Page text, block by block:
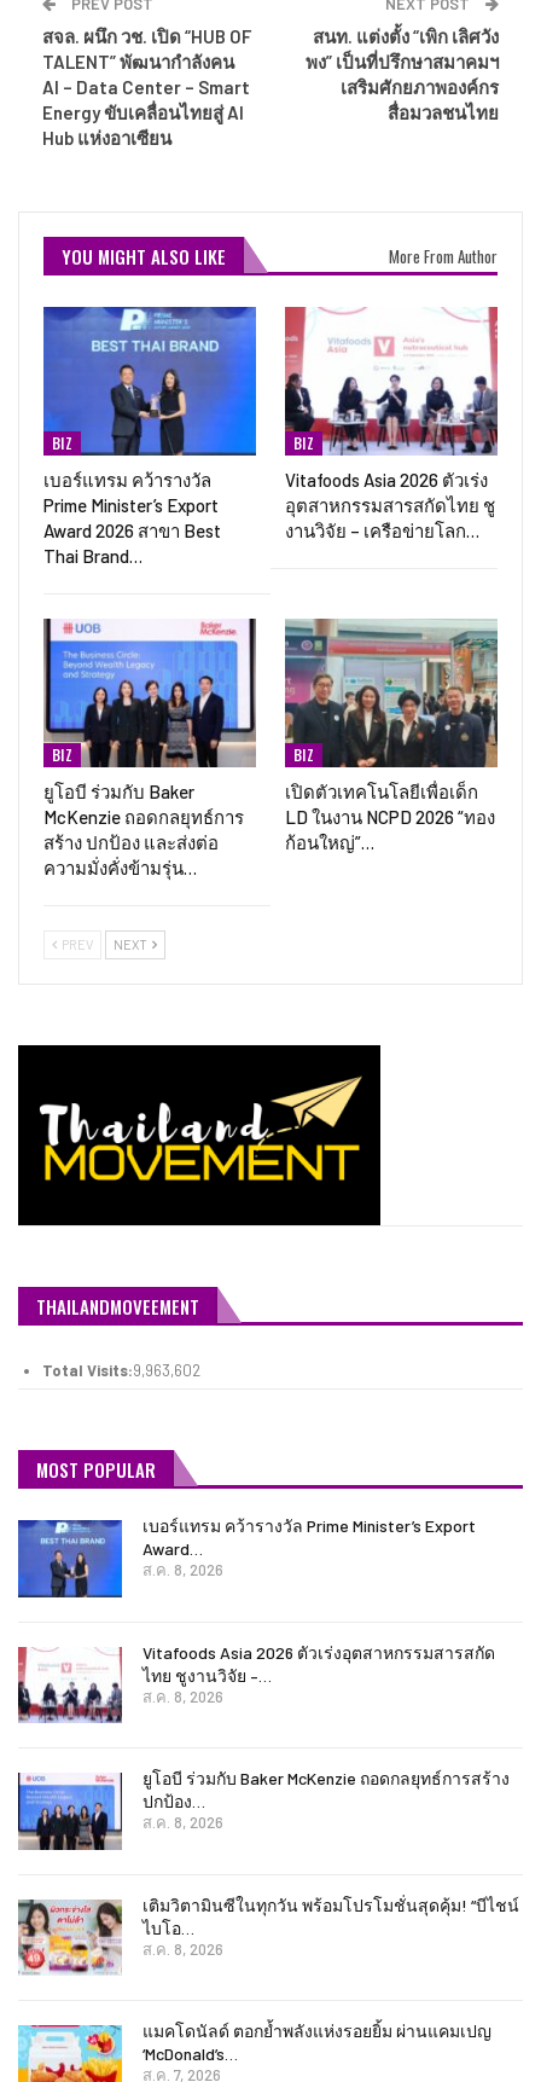
สจล. ผนึก วช. เปิด “HUB OF
TALENT” พัฒนากำลังคน
AI – Data Center – Smart
Energy ขับเคลื่อนไทยสู่ AI
Hub แห่งอาเซียน
สนท. แต่งตั้ง “เพิก เลิศวัง
พง” เป็นที่ปรึกษาสมาคมฯ
เสริมศักยภาพองค์กร
สื่อมวลชนไทย
YOU MIGHT ALSO LIKE More From Author
BIZ
เบอร์แทรม คว้ารางวัล
Prime Minister’s Export
Award 2026 สาขา Best
Thai Brand…
BIZ
Vitafoods Asia 2026 ตัวเร่ง
อุตสาหกรรมสารสกัดไทย ชู
งานวิจัย – เครือข่ายโลก…
BIZ
ยูโอบี ร่วมกับ Baker
McKenzie ถอดกลยุทธ์การ
สร้าง ปกป้อง และส่งต่อ
ความมั่งคั่งข้ามรุ่น…
BIZ
เปิดตัวเทคโนโลยีเพื่อเด็ก
LD ในงาน NCPD 2026 “ทอง
ก้อนใหญ่”…
PREV NEXT
THAILANDMOVEEMENT
Total Visits:9,963,602
MOST POPULAR
เบอร์แทรม คว้ารางวัล Prime Minister’s Export
Award…
ส.ค. 8, 2026
Vitafoods Asia 2026 ตัวเร่งอุตสาหกรรมสารสกัด
ไทย ชูงานวิจัย –…
ส.ค. 8, 2026
ยูโอบี ร่วมกับ Baker McKenzie ถอดกลยุทธ์การสร้าง
ปกป้อง…
ส.ค. 8, 2026
เติมวิตามินซีในทุกวัน พร้อมโปรโมชั่นสุดคุ้ม! “บีไชน์
ไบโอ…
ส.ค. 8, 2026
แมคโดนัลด์ ตอกย้ำพลังแห่งรอยยิ้ม ผ่านแคมเปญ
‘McDonald’s…
ส.ค. 7, 2026